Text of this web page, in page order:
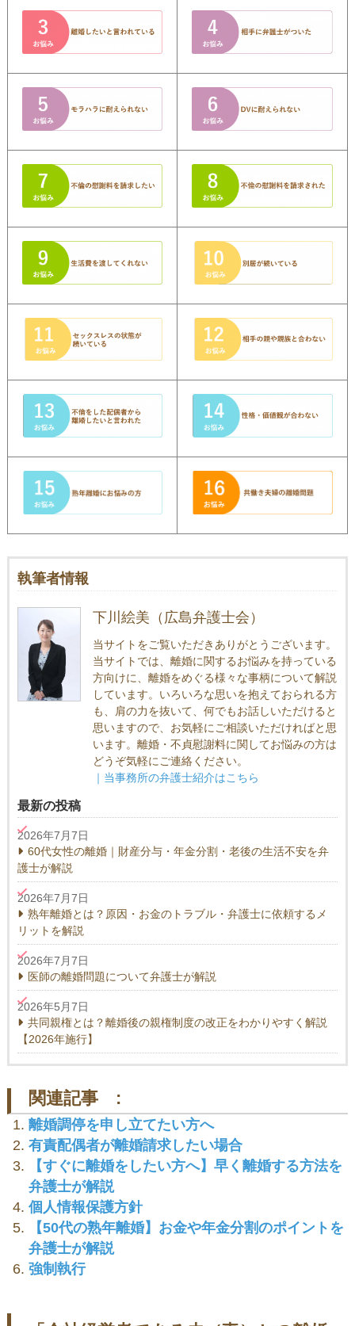
執筆者情報
下川絵美（広島弁護士会）
当サイトをご覧いただきありがとうございます。
当サイトでは、離婚に関するお悩みを持っている
方向けに、離婚をめぐる様々な事柄について解説
しています。いろいろな思いを抱えておられる方
も、肩の力を抜いて、何でもお話しいただけると
思いますので、お気軽にご相談いただければと思
います。離婚・不貞慰謝料に関してお悩みの方は
どうぞ気軽にご連絡ください。
｜当事務所の弁護士紹介はこちら
最新の投稿
2026年7月7日
60代女性の離婚｜財産分与・年金分割・老後の生活不安を弁
護士が解説
2026年7月7日
熟年離婚とは？原因・お金のトラブル・弁護士に依頼するメ
リットを解説
2026年7月7日
医師の離婚問題について弁護士が解説
2026年5月7日
共同親権とは？離婚後の親権制度の改正をわかりやすく解説
【2026年施行】
関連記事 :
離婚調停を申し立てたい方へ
有責配偶者が離婚請求したい場合
【すぐに離婚をしたい方へ】早く離婚する方法を
弁護士が解説
個人情報保護方針
【50代の熟年離婚】お金や年金分割のポイントを
弁護士が解説
強制執行